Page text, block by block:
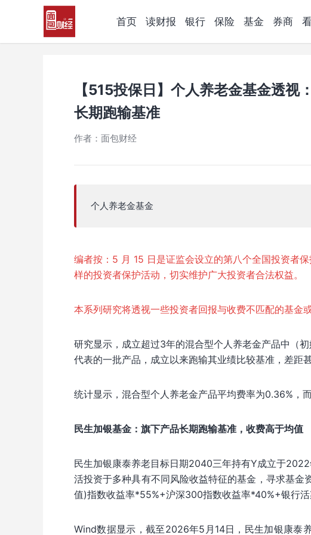
首页 读财报 银行 保险 基金 券商
【515投保日】个人养老金基金透
长期跑输基准
作者：面包财经
个人养老金基金
编者按：5 月 15 日是证监会设立的第八个全国投资者
样的投资者保护活动，切实维护广大投资者合法权益。
本系列研究将透视一些投资者回报与收费不匹配的基金
研究显示，成立超过3年的混合型个人养老金产品中（
代表的一批产品，成立以来跑输其业绩比较基准，差距
统计显示，混合型个人养老金产品平均费率为0.36%，
民生加银基金：旗下产品长期跑输基准，收费高于均值
民生加银康泰养老目标日期2040三年持有Y成立于
活投资于多种具有不同风险收益特征的基金，寻求基
值)指数收益率*55%+沪深300指数收益率*40%+银行活
Wind数据显示，截至2026年5月14日，民生加银康泰